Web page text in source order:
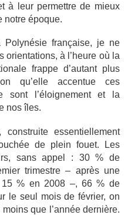
à leur permettre de mieux
notre époque.
française, je ne
orientations, à l’heure où la
frappe d’autant plus
qu’elle accentue ces
sont l’éloignement et la
nos îles.
construite essentiellement
de plein fouet. Les
sans appel : 30 % de
trimestre – après une
15 % en 2008 –, 66 % de
le seul mois de février, on
que l’année dernière.